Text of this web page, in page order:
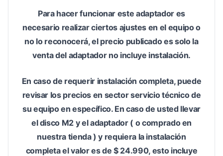
Para hacer funcionar este adaptador es
necesario realizar ciertos ajustes en el equipo o
no lo reconocerá, el precio publicado es solo la
venta del adaptador no incluye instalación.
En caso de requerir instalación completa, puede
revisar los precios en sector servicio técnico de
su equipo en específico. En caso de usted llevar
el disco M2 y el adaptador ( o comprado en
nuestra tienda ) y requiera la instalación
completa el valor es de $ 24.990, esto incluye